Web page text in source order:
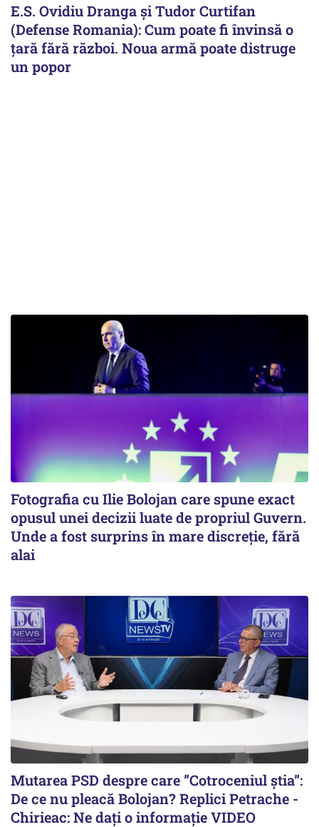
E.S. Ovidiu Dranga și Tudor Curtifan
(Defense Romania): Cum poate fi învinsă o
țară fără război. Noua armă poate distruge
un popor
Fotografia cu Ilie Bolojan care spune exact
opusul unei decizii luate de propriul Guvern.
Unde a fost surprins în mare discreție, fără
alai
Mutarea PSD despre care ”Cotroceniul știa”:
De ce nu pleacă Bolojan? Replici Petrache -
Chirieac: Ne dați o informație VIDEO